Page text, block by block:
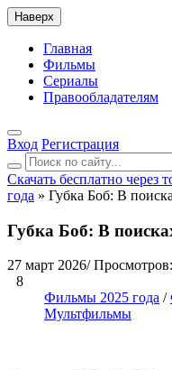
Наверх
Главная
Фильмы
Сериалы
Правообладателям
Вход Регистрация
Скачать бесплатно через
года » Губка Боб: В
Губка Боб: В
27 март 2026/ Просмотров:
8
Фильмы 2025 года /
Мультфильмы